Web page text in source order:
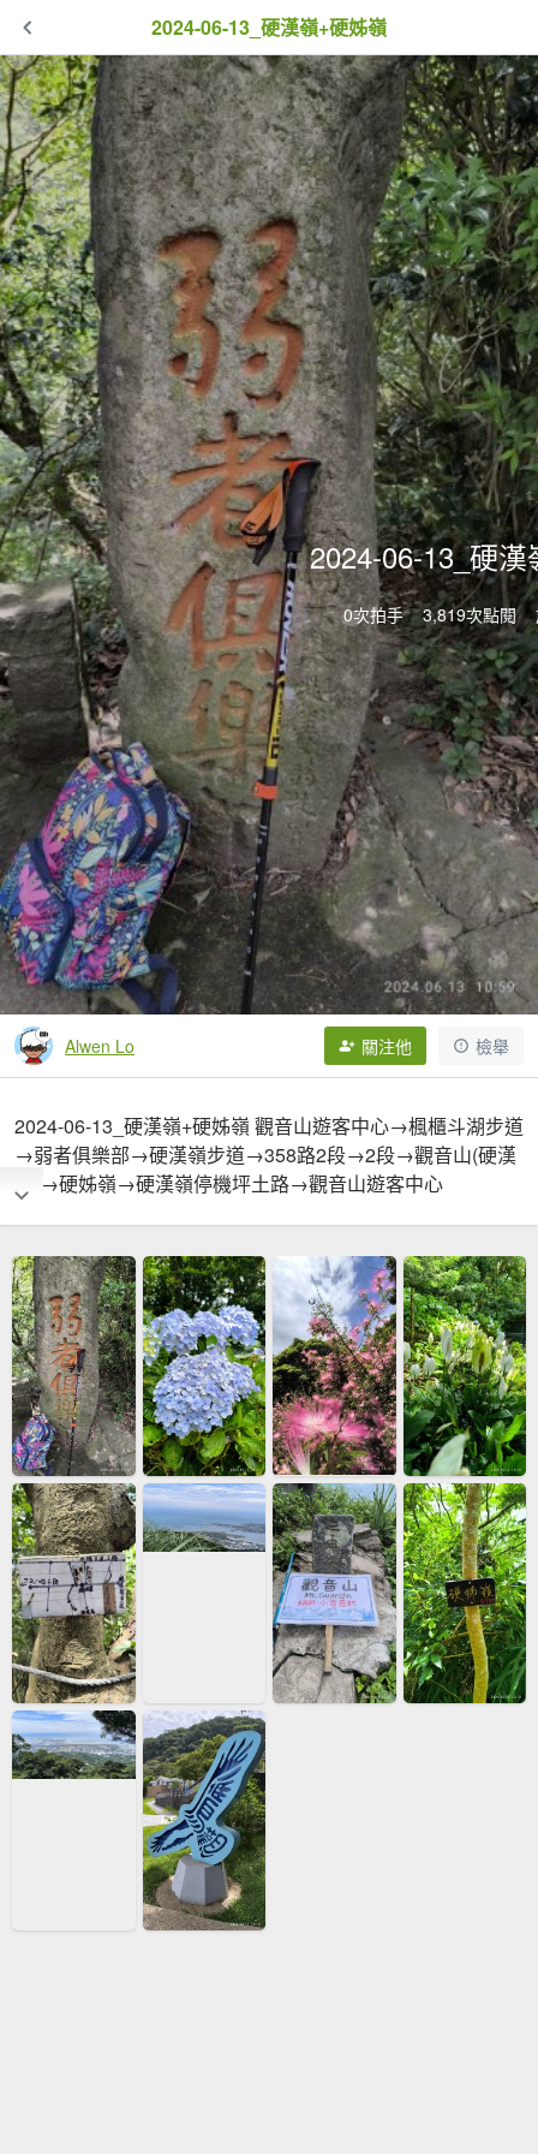
2024-06-13_硬漢嶺+硬姊嶺
2024-06-13_硬
0次拍手 3,819次點閱
Alwen Lo 關注他 檢舉
2024-06-13_硬漢嶺+硬姊嶺 觀音山遊客中心→楓櫃斗湖步道
→弱者俱樂部→硬漢嶺步道→358路2段→2段→觀音山(硬漢
嶺)→硬姊嶺→硬漢嶺停機坪土路→觀音山遊客中心